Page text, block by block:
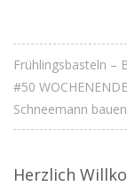
Frühlingsbasteln –
#50
Schneemann
Herzlich